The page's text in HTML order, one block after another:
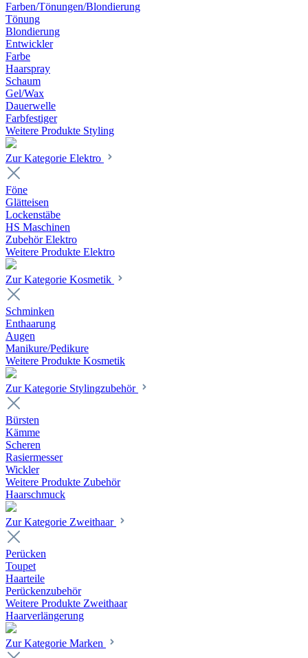
Farben/Tönungen/Blondierung
Tönung
Blondierung
Entwickler
Farbe
Haarspray
Schaum
Gel/Wax
Dauerwelle
Farbfestiger
Weitere Produkte Styling
Zur Kategorie Elektro
Föne
Glätteisen
Lockenstäbe
HS Maschinen
Zubehör Elektro
Weitere Produkte Elektro
Zur Kategorie Kosmetik
Schminken
Enthaarung
Augen
Manikure/Pedikure
Weitere Produkte Kosmetik
Zur Kategorie Stylingzubehör
Bürsten
Kämme
Scheren
Rasiermesser
Wickler
Weitere Produkte Zubehör
Haarschmuck
Zur Kategorie Zweithaar
Perücken
Toupet
Haarteile
Perückenzubehör
Weitere Produkte Zweithaar
Haarverlängerung
Zur Kategorie Marken